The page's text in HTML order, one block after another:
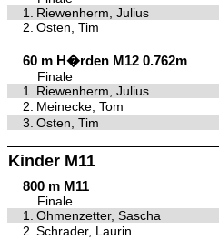
1.
Riewenherm, Julius
2. Osten, Tim
60 m H�rden M12 0.762m
Finale
1.
Riewenherm, Julius
2. Meinecke, Tom
3. Osten, Tim
Kinder M11
800 m M11
Finale
1.
Ohmenzetter, Sascha
2. Schrader, Laurin